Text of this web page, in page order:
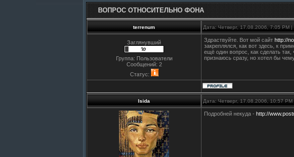
ВОПРОС ОТНОСИТЕЛЬНО ФОНА
terrenum Дата: Четверг, 17.08.2006, 7:05 PM
Заглянувший
Группа: Пользователи
Сообщений: 2
Статус:
Здраствуйте. Вот мой сайт http://
закреплялся, как вот здесь, к
ещё один вопрос, как сделать
признаюсь сразу, но хотел бы
Isida Дата: Четверг, 17.08.2006, 10:57
Подробней некуда - http://